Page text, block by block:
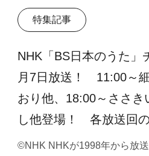
特集記事
NHK「BS日本のうた」
月7日放送！ 11:00～
おり他、18:00～ささき
し他登場！ 各放送回
©NHK NHKが1998年から放